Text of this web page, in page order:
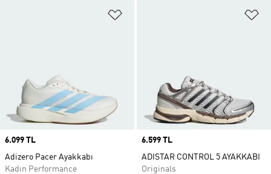
Price
6.099 TL
Adizero Pacer Ayakkabı
Kadın Performance
Price
6.599 TL
ADISTAR CONTROL 5 AYAKKABI
Originals